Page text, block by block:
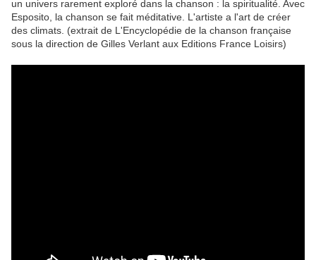
un univers rarement exploré dans la chanson : la spiritualité. Avec
Esposito, la chanson se fait méditative. L'artiste a l'art de créer
des climats. (extrait de L'Encyclopédie de la chanson française
sous la direction de Gilles Verlant aux Editions France Loisirs)